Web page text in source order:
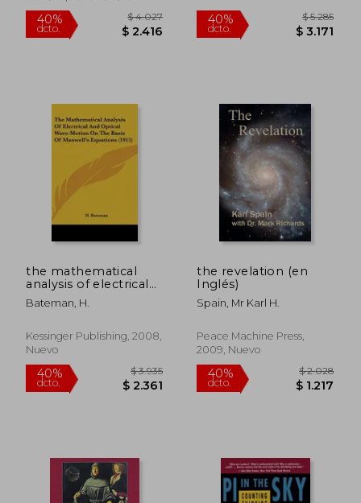
the mathematical
analysis of electrical
and optical wave-
motion on the basis
equations (1915) (en
Inglés)
Bateman, H.
Kessinger Publishing, 2008,
Nuevo
the revelation (en
Inglés)
Spain, Mr Karl H.
Peace Machine Press,
2009, Nuevo